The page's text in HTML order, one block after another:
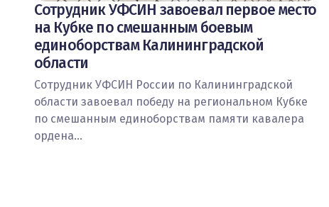
Сотрудник УФСИН завоевал первое место
на Кубке по смешанным боевым
единоборствам Калининградской
области
Сотрудник УФСИН России по Калининградской
области завоевал победу на региональном Кубке
по смешанным единоборствам памяти кавалера
ордена…